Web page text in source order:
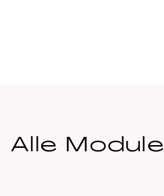
Alle Module